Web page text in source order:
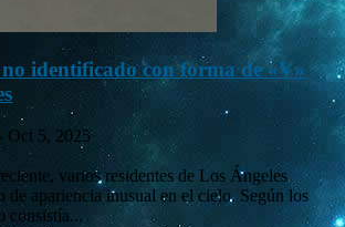
identificado con forma de «V»
- Oct 5, 2025
varios residentes de Los Ángeles
de apariencia inusual en el cielo. Según los
consistía...